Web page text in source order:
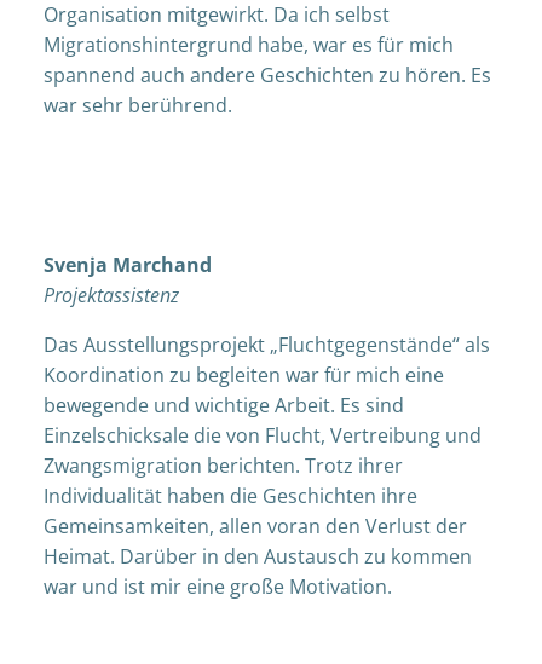
Organisation mitgewirkt. Da ich selbst
Migrationshintergrund habe, war es für mich
spannend auch andere Geschichten zu hören. Es
war sehr berührend.
Svenja Marchand
Projektassistenz
Das Ausstellungsprojekt „Fluchtgegenstände“ als
Koordination zu begleiten war für mich eine
bewegende und wichtige Arbeit. Es sind
Einzelschicksale die von Flucht, Vertreibung und
Zwangsmigration berichten. Trotz ihrer
Individualität haben die Geschichten ihre
Gemeinsamkeiten, allen voran den Verlust der
Heimat. Darüber in den Austausch zu kommen
war und ist mir eine große Motivation.